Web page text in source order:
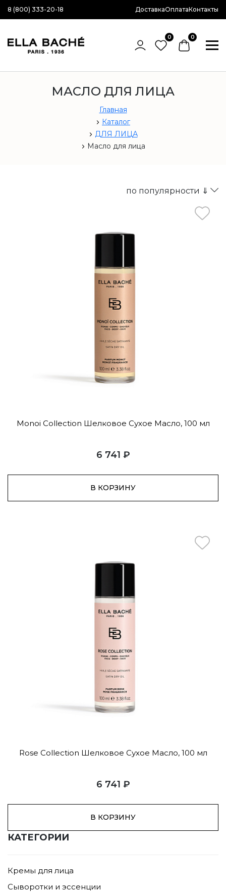
8 (800) 333-20-18 ДоставкаОплатаКонтакты
0 0
МАСЛО ДЛЯ ЛИЦА
Главная
Каталог
ДЛЯ ЛИЦА
Масло для лица
КАТЕГОРИИ
Кремы для лица
Сыворотки и эссенции
по популярности ⇓
Monoi Collection Шелковое Сухое Масло, 100 мл
6 741 ₽
В КОРЗИНУ
Rose Collection Шелковое Сухое Масло, 100 мл
6 741 ₽
В КОРЗИНУ